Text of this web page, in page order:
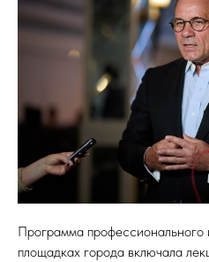
Программа профессионального
площадках города включала